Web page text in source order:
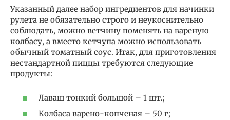
Указанный далее набор ингредиентов для начинки
рулета не обязательно строго и неукоснительно
соблюдать, можно ветчину поменять на вареную
колбасу, а вместо кетчупа можно использовать
обычный томатный соус. Итак, для приготовления
нестандартной пиццы требуются следующие
продукты:
Лаваш тонкий большой – 1 шт.;
Колбаса варено-копченая – 50 г;